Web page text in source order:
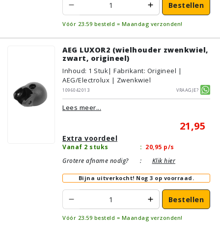
Bestellen
Vóór 23:59 besteld = Maandag verzonden!
AEG LUXOR2 (wielhouder zwenkwiel,
zwart, origineel)
Inhoud: 1 Stuk| Fabrikant: Origineel |
AEG/Electrolux | Zwenkwiel
1096042013
Vraagje?
Lees meer...
21,95
Extra voordeel
Vanaf 2 stuks : 20,95 p/s
Grotere afname nodig?
: Klik hier
Bijna uitverkocht! Nog 3 op voorraad.
Bestellen
Vóór 23:59 besteld = Maandag verzonden!